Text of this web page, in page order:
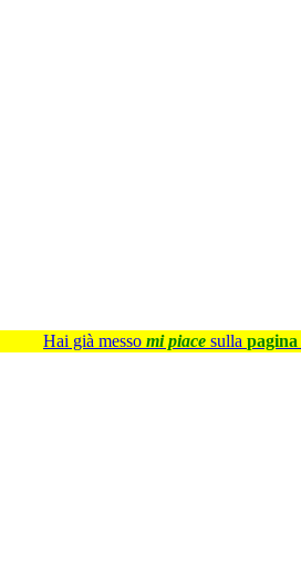
Hai già messo mi piace sulla pagina